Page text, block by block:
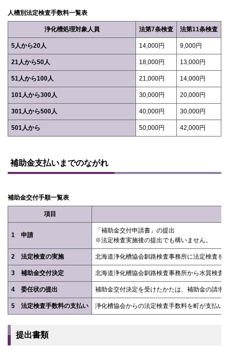
る
人槽別法定検査手数料一覧表
浄化槽処理対象人員 法第7条検査 法第11条検査
5人から20人 14,000円 9,000円
21人から50人 18,000円 13,000円
51人から100人 21,000円 14,000円
101人から300人 30,000円 20,000円
301人から500人 40,000円 30,000円
501人から 50,000円 42,000円
ッ
プ
に
る
補助金支払いまでのながれ
補助金交付手順一覧表
項目
1 申請
「補助金交付申請書」の提出
※法定検査実施後の提出でも構いません。
2 法定検査の実施 北海道浄化槽協会釧路検査事務所に法定検査を
3 補助金交付決定 北海道浄化槽協会釧路検査事務所から水質検査
4 委任状の提出 補助金交付決定を受けたかたは、補助金の請求
5 法定検査手数料の支払い 浄化槽協会からの法定検査手数料を町が支払い
提出書類